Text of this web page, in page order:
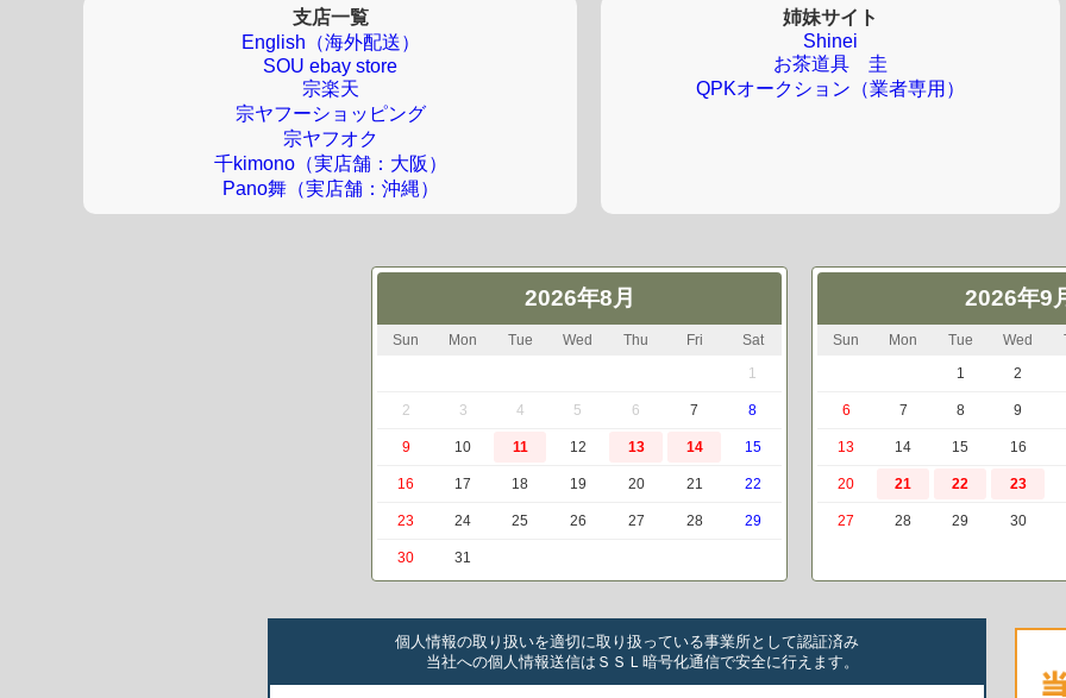
支店一覧
English（海外配送）
SOU ebay store
宗楽天
宗ヤフーショッピング
宗ヤフオク
千kimono（実店舗：大阪）
Pano舞（実店舗：沖縄）
姉妹サイト
Shinei
お茶道具 圭
QPKオークション（業者専用）
2026年8月
Sun Mon Tue Wed Thu Fri
Sat
1
2 3 4 5 6 7 8
9 10 11 12 13 14 15
16 17 18 19 20 21 22
23 24 25 26 27 28 29
30 31
2026年9
Sun Mon Tue Wed
1
2
6 7 8 9
13 14 15 16
20 21 22 23
27 28 29 30
個人情報の取り扱いを適切に取り扱っている事業所として認証済み
当社への個人情報送信はＳＳＬ暗号化通信で安全に行えます。